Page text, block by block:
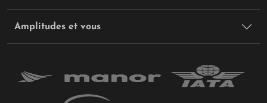
Amplitudes et vous